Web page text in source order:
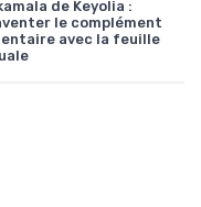
de Keyolia :
le complément
avec la feuille